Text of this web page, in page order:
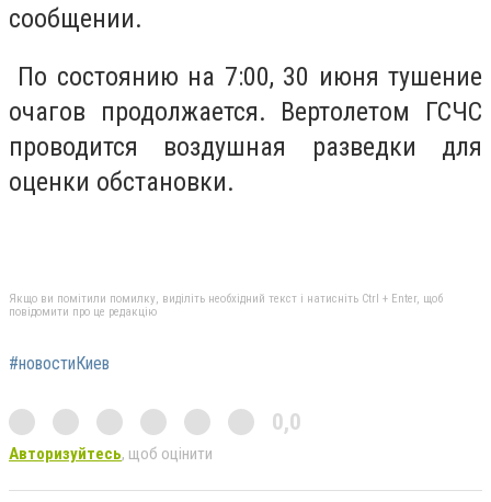
сообщении.
По состоянию на 7:00, 30 июня тушение
очагов продолжается. Вертолетом ГСЧС
проводится воздушная разведки для
оценки обстановки.
Якщо ви помітили помилку, виділіть необхідний текст і натисніть Ctrl + Enter, щоб
повідомити про це редакцію
#новостиКиев
0,0
Авторизуйтесь, щоб оцінити